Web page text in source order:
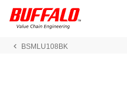
BSMLU108BK